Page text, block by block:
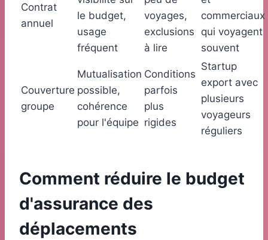
Contrat
annuel
le budget,
usage
fréquent
voyages,
exclusions
à lire
commerciaux
qui voyagent
souvent
Couverture
groupe
Mutualisation
possible,
cohérence
pour l'équipe
Conditions
parfois
plus
rigides
Startup
export avec
plusieurs
voyageurs
réguliers
Comment réduire le budget
d'assurance des
déplacements